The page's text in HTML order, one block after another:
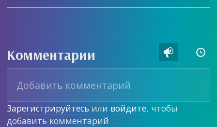
Комментарии  
Зарегистрируйтесь или войдите, чтобы
добавить комментарий